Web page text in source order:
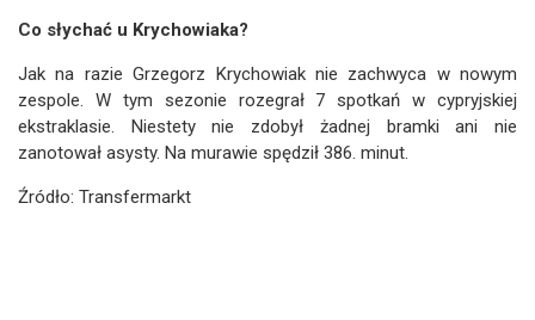
Co słychać u Krychowiaka?
Jak na razie Grzegorz Krychowiak nie zachwyca w nowym
zespole. W tym sezonie rozegrał 7 spotkań w cypryjskiej
ekstraklasie. Niestety nie zdobył żadnej bramki ani nie
zanotował asysty. Na murawie spędził 386. minut.
Źródło: Transfermarkt